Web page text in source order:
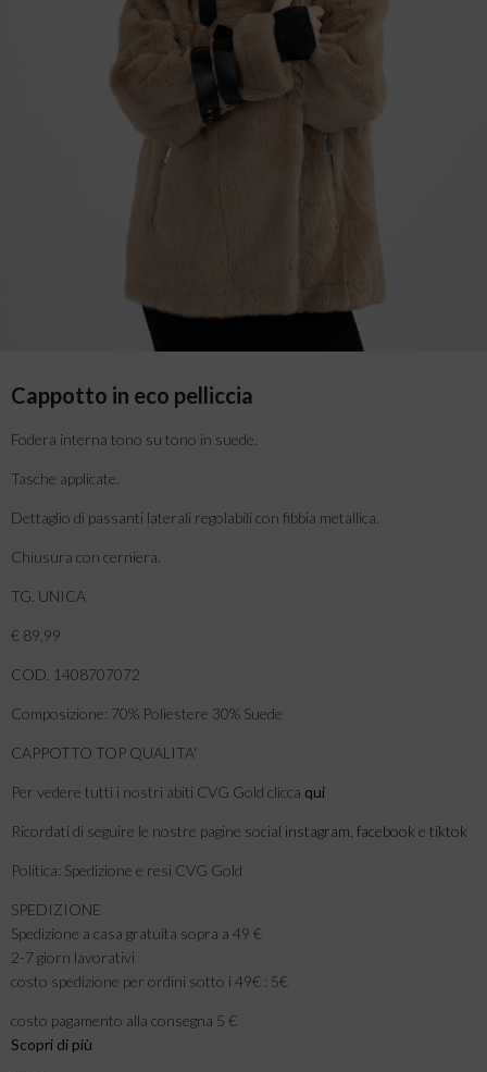
Cappotto in eco pelliccia
Fodera interna tono su tono in suede.
Tasche applicate.
Dettaglio di passanti laterali regolabili con fibbia metallica.
Chiusura con cerniera.
TG. UNICA
€ 89,99
COD. 1408707072
Composizione: 70% Poliestere 30% Suede
CAPPOTTO TOP QUALITA'
Per vedere tutti i nostri abiti CVG Gold clicca qui
Ricordati di seguire le nostre pagine social instagram facebook e tiktok
Politica: Spedizione e resi CVG Gold
SPEDIZIONE
Spedizione a casa gratuita sopra a 49 €
2-7 giorn lavorativi
costo spedizione per ordini sotto i 49€ : 5€
costo pagamento alla consegna 5 €
Scopri di più